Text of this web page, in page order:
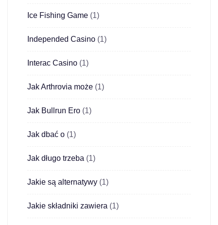
Ice Fishing Game (1)
Independed Casino (1)
Interac Casino (1)
Jak Arthrovia może (1)
Jak Bullrun Ero (1)
Jak dbać o (1)
Jak długo trzeba (1)
Jakie są alternatywy (1)
Jakie składniki zawiera (1)